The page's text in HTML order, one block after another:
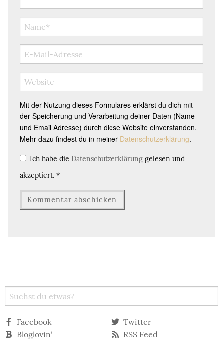
Mit der Nutzung dieses Formulares erklärst du dich mit
der Speicherung und Verarbeitung deiner Daten (Name
und Email Adresse) durch diese Website einverstanden.
Mehr dazu findest du in meiner Datenschutzerklärung.
Ich habe die Datenschutzerklärung gelesen und
akzeptiert. *
Facebook
Twitter
Bloglovin‘
RSS Feed